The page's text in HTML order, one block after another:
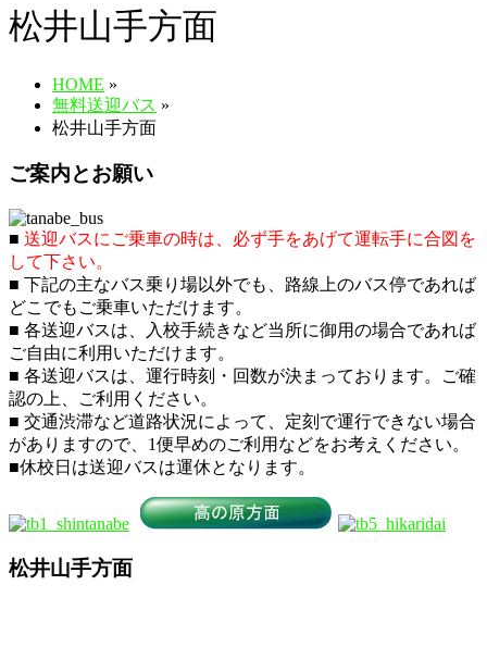
松井山手方面
HOME »
無料送迎バス »
松井山手方面
ご案内とお願い
■ 送迎バスにご乗車の時は、必ず手をあげて運転手に合図を
して下さい。
■ 下記の主なバス乗り場以外でも、路線上のバス停であれば
どこでもご乗車いただけます。
■ 各送迎バスは、入校手続きなど当所に御用の場合であれば
ご自由に利用いただけます。
■ 各送迎バスは、運行時刻・回数が決まっております。ご確
認の上、ご利用ください。
■ 交通渋滞など道路状況によって、定刻で運行できない場合
がありますので、1便早めのご利用などをお考えください。
■休校日は送迎バスは運休となります。
松井山手方面